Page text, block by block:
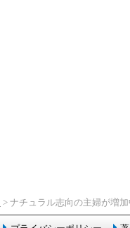
> ナチュラル志向の主婦が増